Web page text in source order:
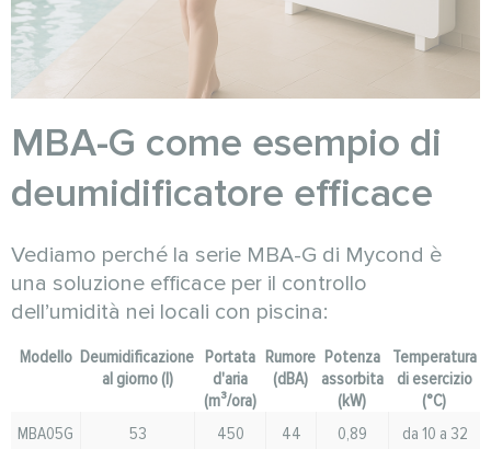
MBA-G come esempio di
deumidificatore efficace
Vediamo perché la serie MBA-G di Mycond è
una soluzione efficace per il controllo
dell’umidità nei locali con piscina:
Modello Deumidificazione
al giorno (l)
Portata
d'aria
(m³/ora)
Rumore
(dBA)
Potenza
assorbita
(kW)
Temperatura
di esercizio
(°C)
MBA05G
53 450 44 0,89
da 10 a 32